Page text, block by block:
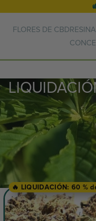
FLORES DE CBD
🔥 LIQUIDACIÓN: 60 %